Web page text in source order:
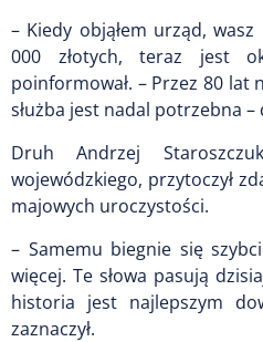
– Kiedy objąłem urząd,
000 złotych, teraz jest
poinformował. – Przez 80 lat
służba jest nadal potrzebna –
Druh Andrzej
wojewódzkiego, przytoczył
majowych uroczystości.
– Samemu biegnie się
więcej. Te słowa pasują
historia jest najlepszym
zaznaczył.